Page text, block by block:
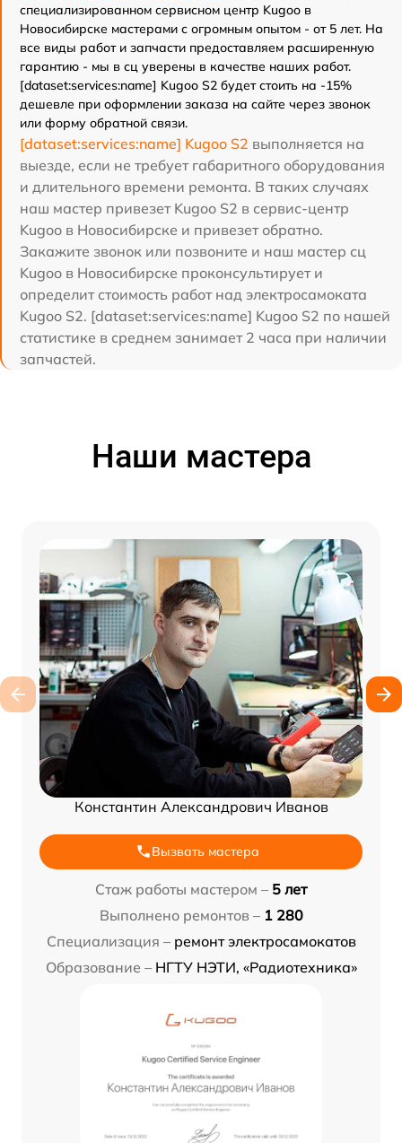
специализированном сервисном центр Kugoo в
Новосибирске мастерами с огромным опытом - от 5 лет. На
все виды работ и запчасти предоставляем расширенную
гарантию - мы в сц уверены в качестве наших работ.
[dataset:services:name] Kugoo S2 будет стоить на -15%
дешевле при оформлении заказа на сайте через звонок
или форму обратной связи.
[dataset:services:name] Kugoo S2 выполняется на
выезде, если не требует габаритного оборудования
и длительного времени ремонта. В таких случаях
наш мастер привезет Kugoo S2 в сервис-центр
Kugoo в Новосибирске и привезет обратно.
Закажите звонок или позвоните и наш мастер сц
Kugoo в Новосибирске проконсультирует и
определит стоимость работ над электросамоката
Kugoo S2. [dataset:services:name] Kugoo S2 по нашей
статистике в среднем занимает 2 часа при наличии
запчастей.
Наши мастера
Константин Александрович Иванов
Вызвать мастера
Стаж работы мастером – 5 лет
Выполнено ремонтов – 1 280
Специализация – ремонт электросамокатов
Образование – НГТУ НЭТИ, «Радиотехника»